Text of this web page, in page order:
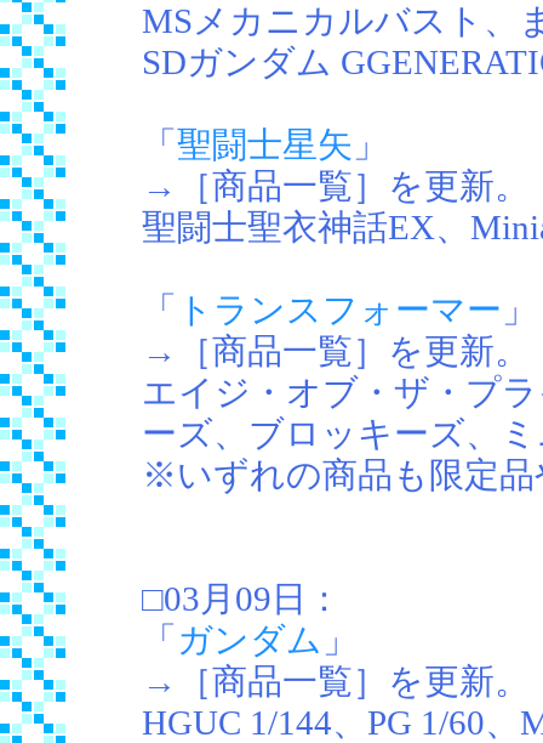
MSメカニカルバスト、
SDガンダム
「 聖闘士星矢 」
→［商品一覧］を更新。
聖闘士聖衣神話EX、
「 トランスフォーマー 」
→［商品一覧］を更新。
エイジ・オブ・ザ・プ
ーズ、ブロッキーズ、
※いずれの商品も限定品
□03月09日：
「 ガンダム 」
→［商品一覧］を更新。
HGUC 1/144、PG 1/60、